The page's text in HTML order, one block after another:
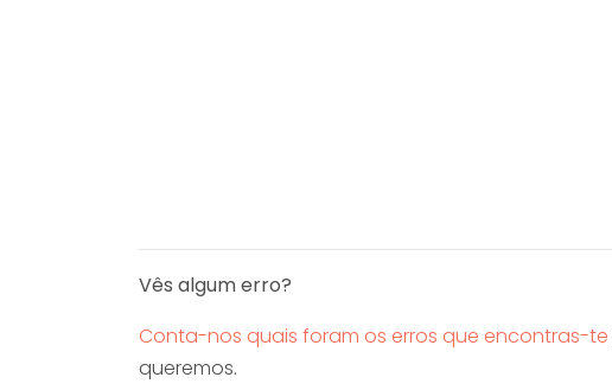
Vês algum erro?
Conta-nos quais foram os erros que encontras-te
queremos.